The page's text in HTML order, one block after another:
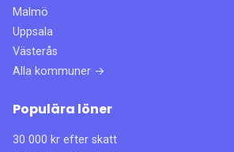
Malmö
Uppsala
Västerås
Alla kommuner →
Populära löner
30 000 kr efter skatt